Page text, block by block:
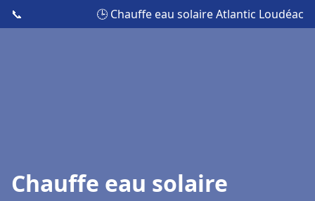
📞 🕒 Chauffe eau solaire Atlantic Loudéac
Chauffe eau solaire